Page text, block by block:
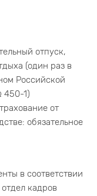
отпуск,
(один раз в
Российской
450-1)
от
обязательное
в соответствии
кадров